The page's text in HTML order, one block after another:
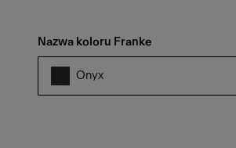
Nazwa koloru Franke
Onyx